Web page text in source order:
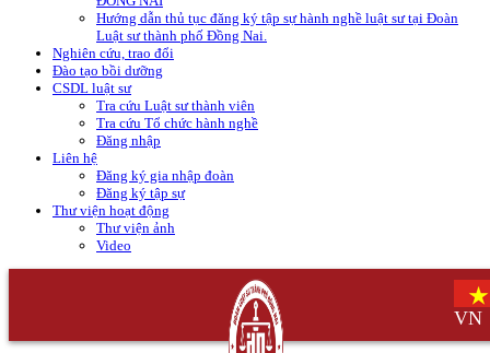
Hướng dẫn thủ tục đăng ký tập sự hành nghề luật sư tại Đoàn
Luật sư thành phố Đồng Nai.
Nghiên cứu, trao đổi
Đào tạo bồi dưỡng
CSDL luật sư
Tra cứu Luật sư thành viên
Tra cứu Tổ chức hành nghề
Đăng nhập
Liên hệ
Đăng ký gia nhập đoàn
Đăng ký tập sự
Thư viện hoạt động
Thư viện ảnh
Video
VN